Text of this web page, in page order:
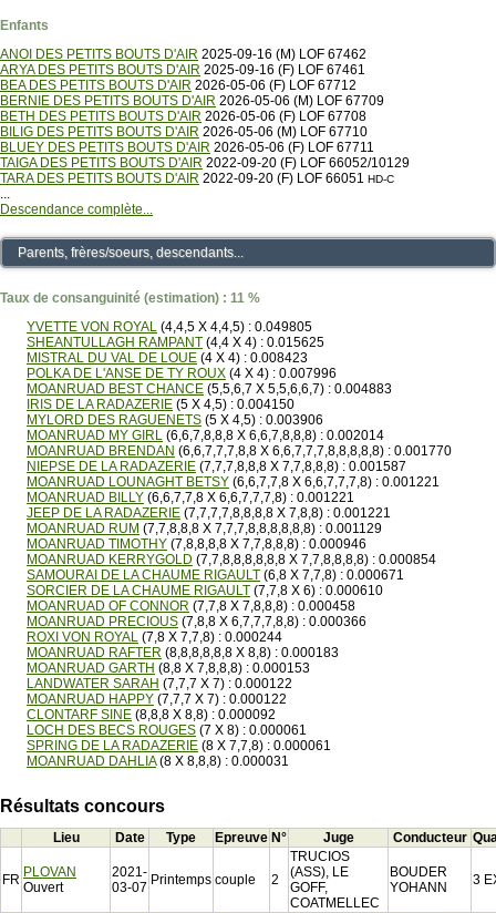
Enfants
ANOI DES PETITS BOUTS D'AIR 2025-09-16 (M) LOF 67462
ARYA DES PETITS BOUTS D'AIR 2025-09-16 (F) LOF 67461
BEA DES PETITS BOUTS D'AIR 2026-05-06 (F) LOF 67712
BERNIE DES PETITS BOUTS D'AIR 2026-05-06 (M) LOF 67709
BETH DES PETITS BOUTS D'AIR 2026-05-06 (F) LOF 67708
BILIG DES PETITS BOUTS D'AIR 2026-05-06 (M) LOF 67710
BLUEY DES PETITS BOUTS D'AIR 2026-05-06 (F) LOF 67711
TAIGA DES PETITS BOUTS D'AIR 2022-09-20 (F) LOF 66052/10129
TARA DES PETITS BOUTS D'AIR 2022-09-20 (F) LOF 66051 HD-C
...
Descendance complète...
Parents, frères/soeurs, descendants...
Taux de consanguinité (estimation) : 11 %
YVETTE VON ROYAL (4,4,5 X 4,4,5) : 0.049805
SHEANTULLAGH RAMPANT (4,4 X 4) : 0.015625
MISTRAL DU VAL DE LOUE (4 X 4) : 0.008423
POLKA DE L'ANSE DE TY ROUX (4 X 4) : 0.007996
MOANRUAD BEST CHANCE (5,5,6,7 X 5,5,6,6,7) : 0.004883
IRIS DE LA RADAZERIE (5 X 4,5) : 0.004150
MYLORD DES RAGUENETS (5 X 4,5) : 0.003906
MOANRUAD MY GIRL (6,6,7,8,8,8 X 6,6,7,8,8,8) : 0.002014
MOANRUAD BRENDAN (6,6,7,7,7,8,8 X 6,6,7,7,7,8,8,8,8,8) : 0.001770
NIEPSE DE LA RADAZERIE (7,7,7,8,8,8 X 7,7,8,8,8) : 0.001587
MOANRUAD LOUNAGHT BETSY (6,6,7,7,8 X 6,6,7,7,7,8) : 0.001221
MOANRUAD BILLY (6,6,7,7,8 X 6,6,7,7,7,8) : 0.001221
JEEP DE LA RADAZERIE (7,7,7,7,8,8,8,8 X 7,8,8) : 0.001221
MOANRUAD RUM (7,7,8,8,8 X 7,7,7,8,8,8,8,8,8) : 0.001129
MOANRUAD TIMOTHY (7,8,8,8,8 X 7,7,8,8,8) : 0.000946
MOANRUAD KERRYGOLD (7,7,8,8,8,8,8,8 X 7,7,8,8,8,8) : 0.000854
SAMOURAI DE LA CHAUME RIGAULT (6,8 X 7,7,8) : 0.000671
SORCIER DE LA CHAUME RIGAULT (7,7,8 X 6) : 0.000610
MOANRUAD OF CONNOR (7,7,8 X 7,8,8,8) : 0.000458
MOANRUAD PRECIOUS (7,8,8 X 6,7,7,7,8,8) : 0.000366
ROXI VON ROYAL (7,8 X 7,7,8) : 0.000244
MOANRUAD RAFTER (8,8,8,8,8,8 X 8,8) : 0.000183
MOANRUAD GARTH (8,8 X 7,8,8,8) : 0.000153
LANDWATER SARAH (7,7,7 X 7) : 0.000122
MOANRUAD HAPPY (7,7,7 X 7) : 0.000122
CLONTARF SINE (8,8,8 X 8,8) : 0.000092
LOCH DES BECS ROUGES (7 X 8) : 0.000061
SPRING DE LA RADAZERIE (8 X 7,7,8) : 0.000061
MOANRUAD DAHLIA(8 X 8,8,8) : 0.000031
Résultats concours
Lieu Date Type Epreuve N° Juge Conducteur
FR PLOVAN
Ouvert
2021-
03-07 Printemps couple 2
TRUCIOS
(ASS), LE
GOFF,
COATMELLEC
BOUDER
YOHANN
3